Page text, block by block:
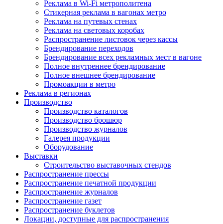
Реклама в Wi-Fi метрополитена
Стикерная реклама в вагонах метро
Реклама на путевых стенах
Реклама на световых коробах
Распространение листовок через кассы
Брендирование переходов
Брендирование всех рекламных мест в вагоне
Полное внутреннее брендирование
Полное внешнее брендирование
Промоакции в метро
Реклама в регионах
Производство
Производство каталогов
Производство брошюр
Производство журналов
Галерея продукции
Оборудование
Выставки
Строительство выставочных стендов
Распространение прессы
Распространение печатной продукции
Распространение журналов
Распространение газет
Распространение буклетов
Локации, доступные для распространения